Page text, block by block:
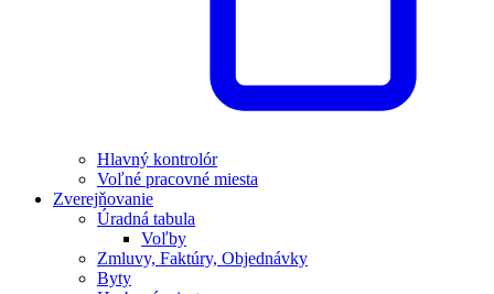
Hlavný kontrolór
Voľné pracovné miesta
Zverejňovanie
Úradná tabula
Voľby
Zmluvy, Faktúry, Objednávky
Byty